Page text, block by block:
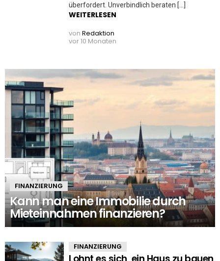
überfordert. Unverbindlich beraten […]
WEITERLESEN
von Redaktion
vor 10 Monaten
FINANZIERUNG
Kann man eine Immobilie durch
Mieteinnahmen finanzieren?
FINANZIERUNG